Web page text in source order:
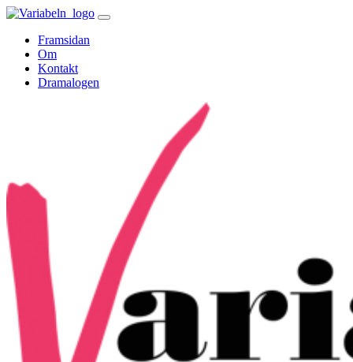
Skip
contentFramsidan
Om
Kontakt
Dramalogen